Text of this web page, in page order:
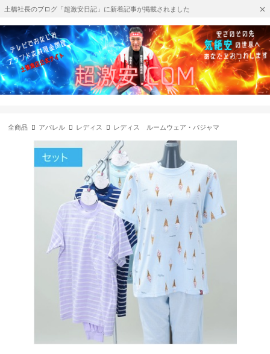
土橋社長のブログ「超激安日記」に新着記事が掲載されました
全商品 アパレル レディス レディス ルームウェア・パジャマ